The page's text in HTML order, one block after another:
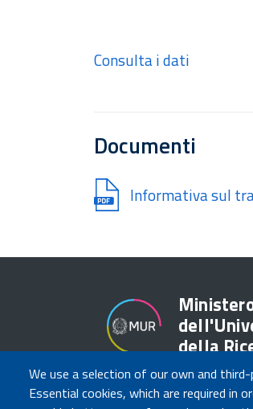
We use a selection of our own and
Essential cookies, which are required in
Consulta i dati
Documenti
Document
Informativa sul
della